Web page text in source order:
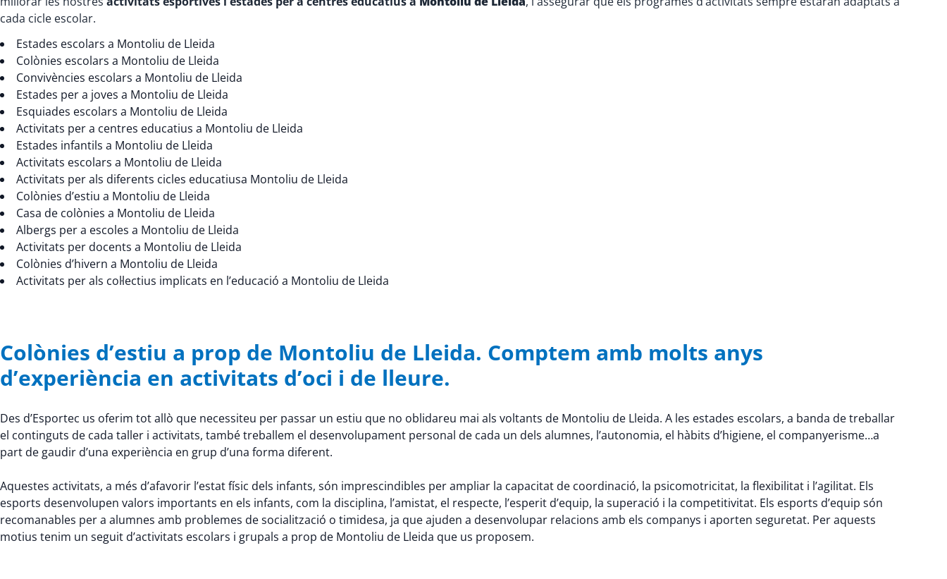
cada cicle escolar.
Estades escolars a Montoliu de Lleida
Colònies escolars a Montoliu de Lleida
Convivències escolars a Montoliu de Lleida
Estades per a joves a Montoliu de Lleida
Esquiades escolars a Montoliu de Lleida
Activitats per a centres educatius a Montoliu de Lleida
Estades infantils a Montoliu de Lleida
Activitats escolars a Montoliu de Lleida
Activitats per als diferents cicles educatiusa Montoliu de Lleida
Colònies d’estiu a Montoliu de Lleida
Casa de colònies a Montoliu de Lleida
Albergs per a escoles a Montoliu de Lleida
Activitats per docents a Montoliu de Lleida
Colònies d’hivern a Montoliu de Lleida
Activitats per als col·lectius implicats en l’educació a Montoliu de Lleida
Colònies d’estiu a prop de Montoliu de Lleida. Comptem amb molts anys
d’experiència en activitats d’oci i de lleure.
Des d’Esportec us oferim tot allò que necessiteu per passar un estiu que no oblidareu mai als voltants de Montoliu de Lleida. A les estades escolars, a banda de treballar
el continguts de cada taller i activitats, també treballem el desenvolupament personal de cada un dels alumnes, l’autonomia, el hàbits d’higiene, el companyerisme…a
part de gaudir d’una experiència en grup d’una forma diferent.
Aquestes activitats, a més d’afavorir l’estat físic dels infants, són imprescindibles per ampliar la capacitat de coordinació, la psicomotricitat, la flexibilitat i l’agilitat. Els
esports desenvolupen valors importants en els infants, com la disciplina, l’amistat, el respecte, l’esperit d’equip, la superació i la competitivitat. Els esports d’equip són
recomanables per a alumnes amb problemes de socialització o timidesa, ja que ajuden a desenvolupar relacions amb els companys i aporten seguretat. Per aquests
motius tenim un seguit d’activitats escolars i grupals a prop de Montoliu de Lleida que us proposem.